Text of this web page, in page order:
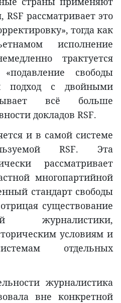
рассматривает это
тогда как
исполнение
трактуется
свободы
подход с двойными
всё больше
докладов RSF.
и в самой системе
RSF. Эта
рассматривает
многопартийной
стандарт свободы
существование
журналистики,
условиям и
отдельных
журналистика
вне конкретной